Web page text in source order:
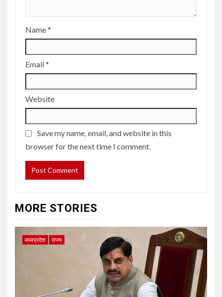
Name*
Email*
Website
Save my name, email, and website in this
browser for the next time I comment.
MORE STORIES
मध्यप्रदेश राज्य